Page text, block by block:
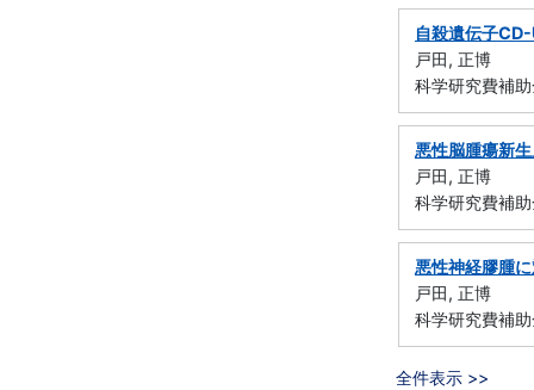
自殺遺伝子
戸田, 正博
科学研究費補
悪性脳腫瘍新
戸田, 正博
科学研究費補
悪性神経膠腫
戸田, 正博
科学研究費補
全件表示 >>